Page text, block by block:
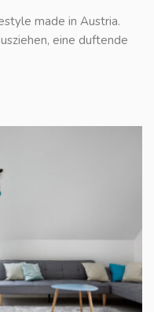
made in Austria.
eine duftende